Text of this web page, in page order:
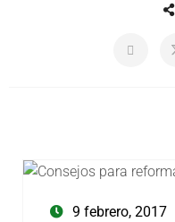
9 febrero, 2017